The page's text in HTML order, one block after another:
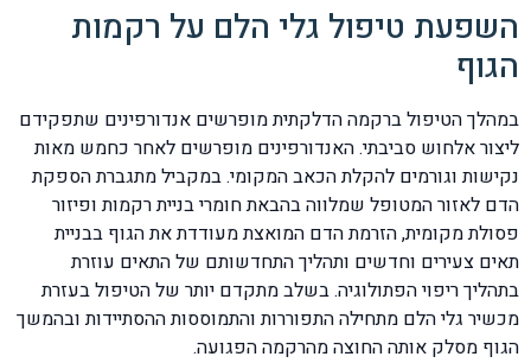
השפעת טיפול גלי הלם על רקמות
הגוף
במהלך הטיפול ברקמה הדלקתית מופרשים אנדורפינים שתפקידם
ליצור אלחוש סביבתי. האנדורפינים מופרשים לאחר כחמש מאות
נקישות וגורמים להקלת הכאב המקומי. במקביל מתגברת הספקת
הדם לאזור המטופל שמלווה בהבאת חומרי בניית רקמות ופיזור
פסולת מקומית, הזרמת הדם המואצת מעודדת את הגוף בבניית
תאים צעירים וחדשים ותהליך התחדשותם של התאים עוזרת
בתהליך ריפוי הפתולוגיה. בשלב מתקדם יותר של הטיפול בעזרת
מכשיר גלי הלם מתחילה התפוררות והתמוססות ההסתיידות ובהמשך
הגוף מסלק אותה החוצה מהרקמה הפגועה.